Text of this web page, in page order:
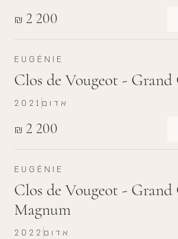
₪ 2 200
EUGÉNIE
Clos de Vougeot - Grand
₪ 2 200
2021 אדום
EUGÉNIE
Clos de Vougeot -
Magnum
2022 אדום